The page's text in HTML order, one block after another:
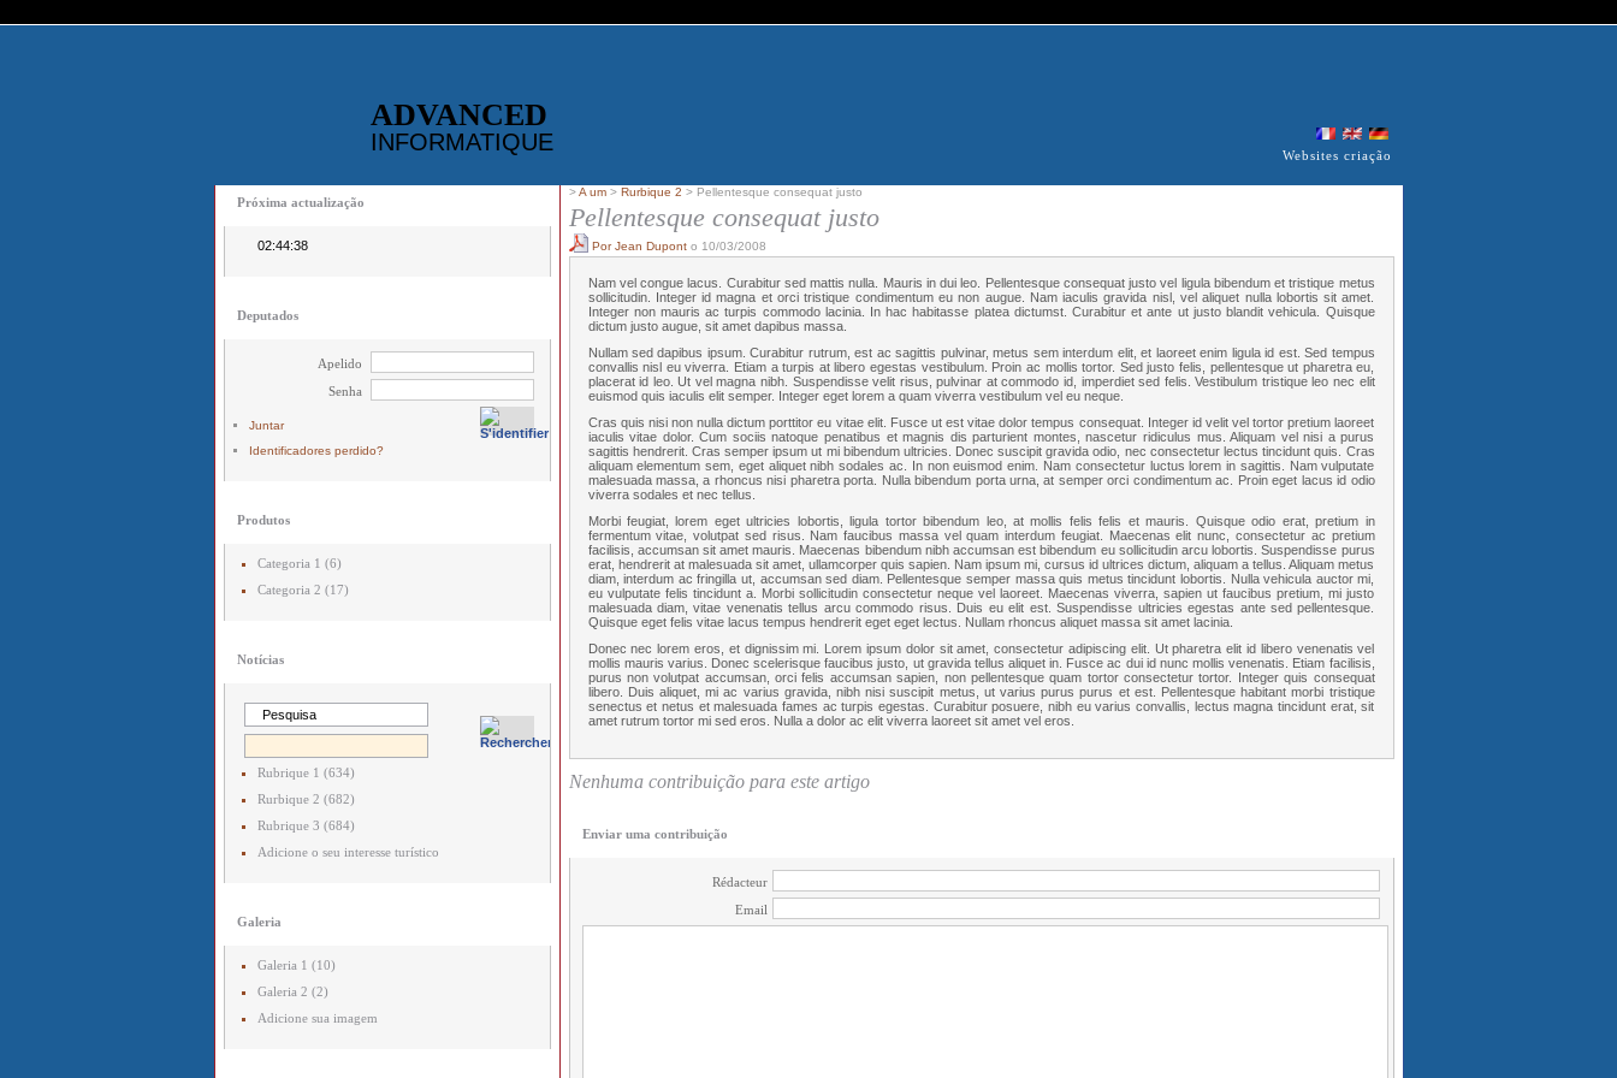
ADVANCED
INFORMATIQUE Websites criação
Próxima actualização
02:44:38
Deputados
Apelido
Senha
Juntar
Identificadores perdido?
Produtos
Categoria 1 (6)
Categoria 2 (17)
Notícias
Rubrique 1 (634)
Rurbique 2 (682)
Rubrique 3 (684)
Adicione o seu interesse turístico
Galeria
Galeria 1 (10)
Galeria 2 (2)
Adicione sua imagem
>A um> Rurbique 2 > Pellentesque consequat justo
Pellentesque consequat justo
Por Jean Duponto 10/03/2008
Nam vel congue lacus. Curabitur sed mattis nulla. Mauris in dui leo. Pellentesque consequat justo vel ligula bibendum et tristique metus
sollicitudin. Integer id magna et orci tristique condimentum eu non augue. Nam iaculis gravida nisl, vel aliquet nulla lobortis sit amet.
Integer non mauris ac turpis commodo lacinia. In hac habitasse platea dictumst. Curabitur et ante ut justo blandit vehicula. Quisque
dictum justo augue, sit amet dapibus massa.
Nullam sed dapibus ipsum. Curabitur rutrum, est ac sagittis pulvinar, metus sem interdum elit, et laoreet enim ligula id est. Sed tempus
convallis nisl eu viverra. Etiam a turpis at libero egestas vestibulum. Proin ac mollis tortor. Sed justo felis, pellentesque ut pharetra eu,
placerat id leo. Ut vel magna nibh. Suspendisse velit risus, pulvinar at commodo id, imperdiet sed felis. Vestibulum tristique leo nec elit
euismod quis iaculis elit semper. Integer eget lorem a quam viverra vestibulum vel eu neque.
Cras quis nisi non nulla dictum porttitor eu vitae elit. Fusce ut est vitae dolor tempus consequat. Integer id velit vel tortor pretium laoreet
iaculis vitae dolor. Cum sociis natoque penatibus et magnis dis parturient montes, nascetur ridiculus mus. Aliquam vel nisi a purus
sagittis hendrerit. Cras semper ipsum ut mi bibendum ultricies. Donec suscipit gravida odio, nec consectetur lectus tincidunt quis. Cras
aliquam elementum sem, eget aliquet nibh sodales ac. In non euismod enim. Nam consectetur luctus lorem in sagittis. Nam vulputate
malesuada massa, a rhoncus nisi pharetra porta. Nulla bibendum porta urna, at semper orci condimentum ac. Proin eget lacus id odio
viverra sodales et nec tellus.
Morbi feugiat, lorem eget ultricies lobortis, ligula tortor bibendum leo, at mollis felis felis et mauris. Quisque odio erat, pretium in
fermentum vitae, volutpat sed risus. Nam faucibus massa vel quam interdum feugiat. Maecenas elit nunc, consectetur ac pretium
facilisis, accumsan sit amet mauris. Maecenas bibendum nibh accumsan est bibendum eu sollicitudin arcu lobortis. Suspendisse purus
erat, hendrerit at malesuada sit amet, ullamcorper quis sapien. Nam ipsum mi, cursus id ultrices dictum, aliquam a tellus. Aliquam metus
diam, interdum ac fringilla ut, accumsan sed diam. Pellentesque semper massa quis metus tincidunt lobortis. Nulla vehicula auctor mi,
eu vulputate felis tincidunt a. Morbi sollicitudin consectetur neque vel laoreet. Maecenas viverra, sapien ut faucibus pretium, mi justo
malesuada diam, vitae venenatis tellus arcu commodo risus. Duis eu elit est. Suspendisse ultricies egestas ante sed pellentesque.
Quisque eget felis vitae lacus tempus hendrerit eget eget lectus. Nullam rhoncus aliquet massa sit amet lacinia.
Donec nec lorem eros, et dignissim mi. Lorem ipsum dolor sit amet, consectetur adipiscing elit. Ut pharetra elit id libero venenatis vel
mollis mauris varius. Donec scelerisque faucibus justo, ut gravida tellus aliquet in. Fusce ac dui id nunc mollis venenatis. Etiam facilisis,
purus non volutpat accumsan, orci felis accumsan sapien, non pellentesque quam tortor consectetur tortor. Integer quis consequat
libero. Duis aliquet, mi ac varius gravida, nibh nisi suscipit metus, ut varius purus purus et est. Pellentesque habitant morbi tristique
senectus et netus et malesuada fames ac turpis egestas. Curabitur posuere, nibh eu varius convallis, lectus magna tincidunt erat, sit
amet rutrum tortor mi sed eros. Nulla a dolor ac elit viverra laoreet sit amet vel eros.
Nenhuma contribuição para este artigo
Enviar uma contribuição
Rédacteur
Email